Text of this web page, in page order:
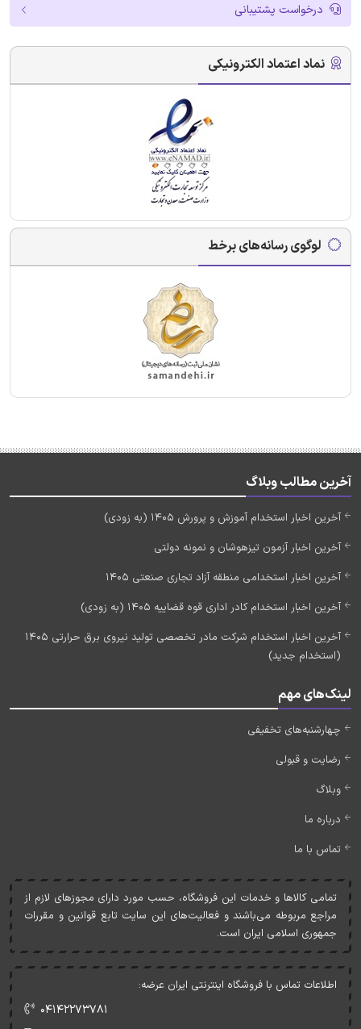
درخواست پشتیبانی
نماد اعتماد الکترونیکی
لوگوی رسانه‌های برخط
آخرین مطالب وبلاگ
آخرین اخبار استخدام آموزش و پرورش 1405 (به زودی)
آخرین اخبار آزمون تیزهوشان و نمونه دولتی
آخرین اخبار استخدامی منطقه آزاد تجاری صنعتی 1405
آخرین اخبار استخدام کادر اداری قوه قضاییه 1405 (به زودی)
آخرین اخبار استخدام شرکت مادر تخصصی تولید نیروی برق حرارتی 1405
(استخدام جدید)
لینک‌های مهم
چهارشنبه‌های تخفیفی
رضایت و قبولی
وبلاگ
درباره ما
تماس با ما
تمامی کالاها و خدمات اين فروشگاه، حسب مورد دارای مجوزهای لازم از
مراجع مربوطه می‌باشند و فعاليت‌های اين سايت تابع قوانين و مقررات
جمهوری اسلامی ايران است.
اطلاعات تماس با فروشگاه اینترنتی ایران عرضه:
۰۴۱۴۲۲۷۳۷۸۱